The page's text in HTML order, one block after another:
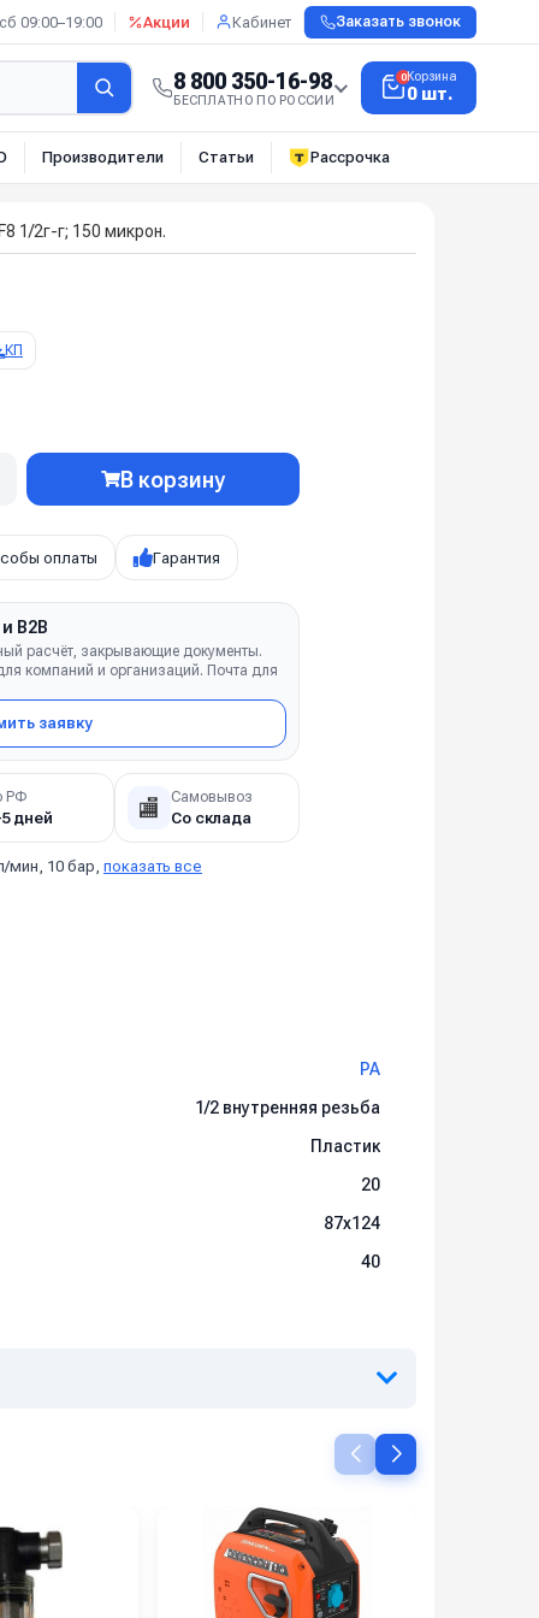
09:00–19:00 Акции Кабинет Заказать звонок
8 800 350-16-98
БЕСПЛАТНО ПО РОССИИ
0Корзина
0 шт.
Производители Статьи Рассрочка
1/2г-г; 150 микрон.
КП
В корзину
оплаты Гарантия
B2B
расчёт, закрывающие документы.
компаний и организаций. Почта для
заявку
РФ
дней 🏬 Самовывоз
Со склада
мин, 10 бар, показать все
PA
1/2 внутренняя резьба
Пластик
20
87x124
40